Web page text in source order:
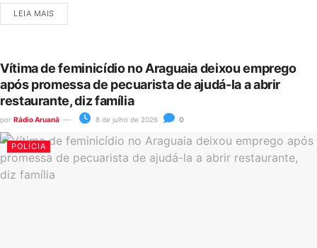
LEIA MAIS
Vítima de feminicídio no Araguaia deixou emprego
após promessa de pecuarista de ajudá-la a abrir
restaurante, diz família
por Rádio Aruanã 8 de julho de 2026 0
POLÍCIA